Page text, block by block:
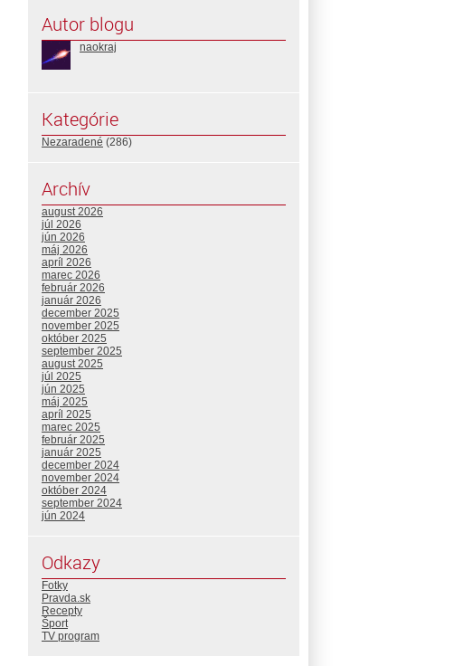
Autor blogu
naokraj
Kategórie
Nezaradené (286)
Archív
august 2026
júl 2026
jún 2026
máj 2026
apríl 2026
marec 2026
február 2026
január 2026
december 2025
november 2025
október 2025
september 2025
august 2025
júl 2025
jún 2025
máj 2025
apríl 2025
marec 2025
február 2025
január 2025
december 2024
november 2024
október 2024
september 2024
jún 2024
Odkazy
Fotky
Pravda.sk
Recepty
Šport
TV program